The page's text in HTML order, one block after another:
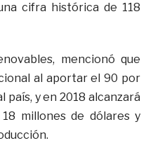
cifra histórica de 118
mencionó que
al aportar el 90 por
y en 2018 alcanzará
millones de dólares y